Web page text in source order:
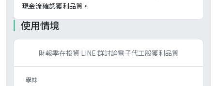
現金流確認獲利品質。
使用情境
財報季在投資 LINE 群討論電子代工股獲利品質
學妹